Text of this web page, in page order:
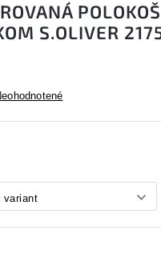
S.OLIVER